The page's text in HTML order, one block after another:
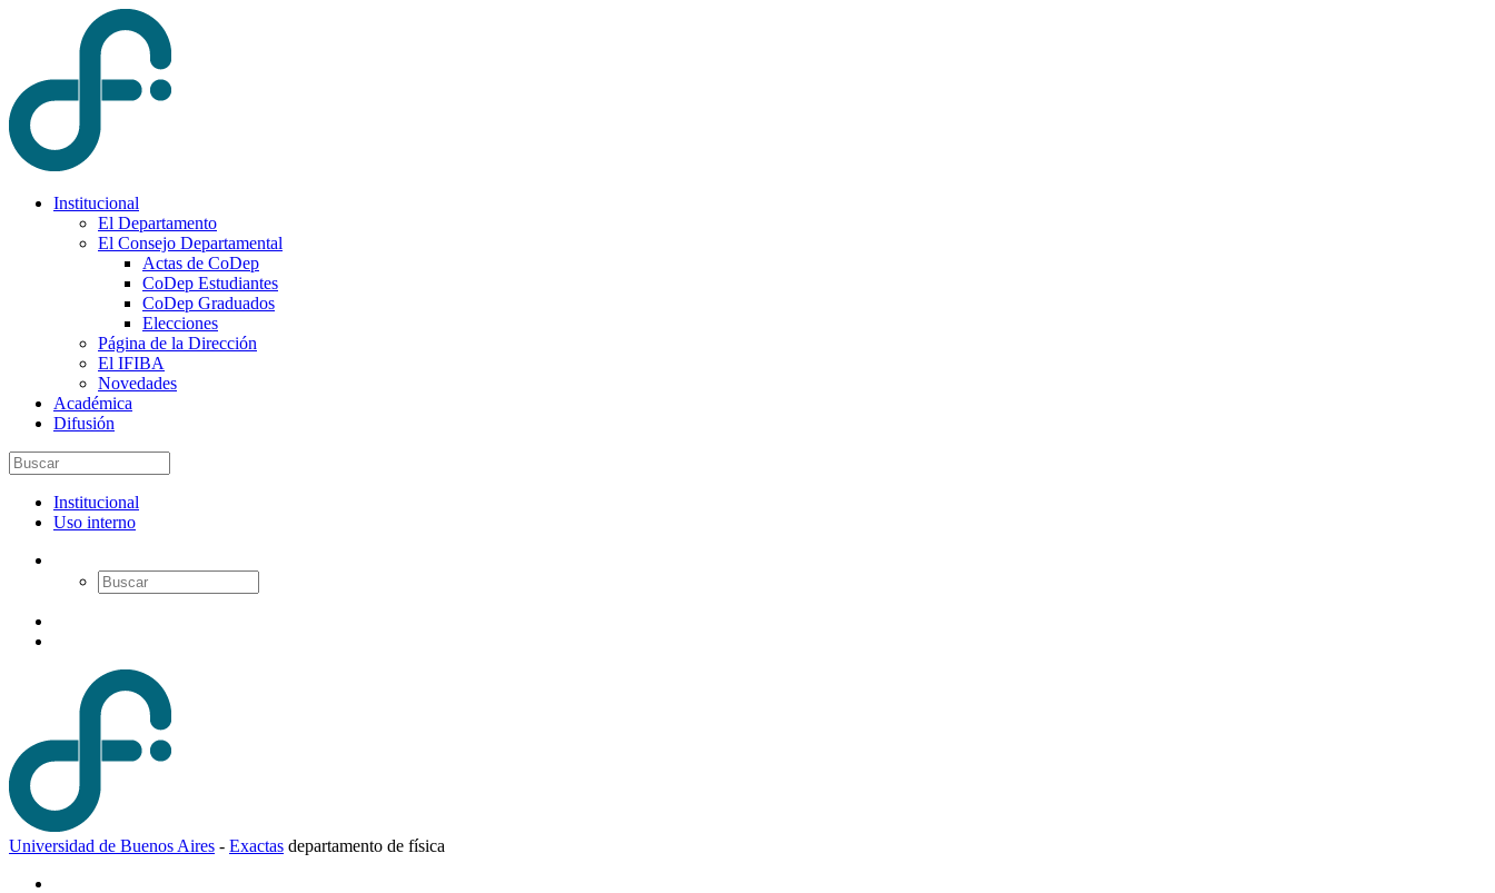
Institucional
El Departamento
El Consejo Departamental
Actas de CoDep
CoDep Estudiantes
CoDep Graduados
Elecciones
Página de la Dirección
El IFIBA
Novedades
Académica
Difusión
Institucional
Uso interno
Universidad de Buenos Aires - Exactas departamento de física